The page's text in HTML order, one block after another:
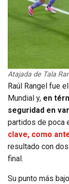
Atajada de Tala
Raúl Rangel fue
Mundial y, en
seguridad en
partidos de poca
clave, como
resultado con
final.
Su punto más